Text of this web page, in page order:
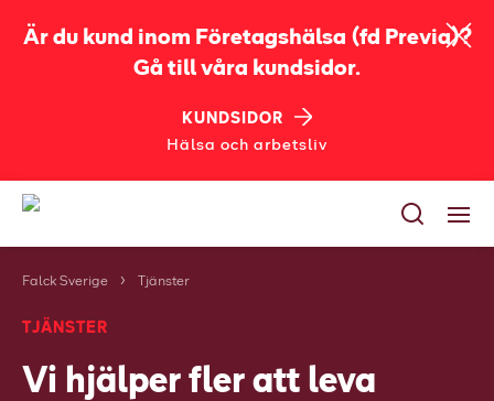
Är du kund inom Företagshälsa (fd Previa)?
Gå till våra kundsidor.
KUNDSIDOR
Hälsa och arbetsliv
Tjänster
Utbildningar
Bli kund
Falck Sverige Tjänster
TJÄNSTER
Vi hjälper fler att leva